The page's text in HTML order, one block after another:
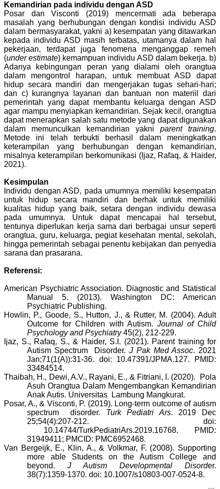
Kemandirian pada individu dengan ASD
Posar dan Visconti (2019) mencermati ada beberapa
masalah yang berhubungan dengan kondisi individu ASD
dalam bermasyarakat, yakni a) kesempatan yang ditawarkan
kepada individu ASD masih terbatas, utamanya dalam hal
pekerjaan, terdapat juga fenomena menganggap remeh
(under estimate) kemampuan individu ASD dalam bekerja. b)
Adanya kebingungan peran yang dialami oleh orangtua
dalam mengontrol harapan, untuk membuat ASD dapat
hidup secara mandiri dan mengerjakan tugas sehari-hari;
dan c) kurangnya layanan dan bantuan non materiil dari
pemerintah yang dapat membantu keluarga dengan ASD
agar mampu menyiapkan kemandirian. Sejak kecil, orangtua
dapat menerapkan salah satu metode yang dapat digunakan
dalam memunculkan kemandirian yakni parent training.
Metode ini telah terbukti berhasil dalam meningkatkan
keterampilan yang berhubungan dengan kemandirian,
misalnya keterampilan berkomunikasi (Ijaz, Rafaq, & Haider,
2021).
Kesimpulan
Individu dengan ASD, pada umumnya memiliki kesempatan
untuk hidup secara mandiri dan berhak untuk memiliki
kualitas hidup yang baik, setara dengan individu dewasa
pada umumnya. Untuk dapat mencapai hal tersebut,
tentunya diperlukan kerja sama dari berbagai unsur seperti
orangtua, guru, keluarga, pegiat kesehatan mental, sekolah,
hingga pemerintah sebagai penentu kebijakan dan penyedia
sarana dan prasarana.
Referensi:
American Psychiatric Association. Diagnostic and Statistical
Manual 5. (2013). Washington DC: American
Psychiatric Publishing.
Howlin, P., Goode, S., Hutton, J., & Rutter, M. (2004). Adult
Outcome for Children with Autism. Journal of Child
Psychology and Psychiatry45(2), 212-229.
Ijaz, S., Rafaq, S., & Haider, S.I. (2021). Parent training for
Autism Spectrum Disorder.J Pak Med Assoc. 2021
Jan;71(1(A)):31-36. doi: 10.47391/JPMA.127. PMID:
33484514.
Thaibah, H., Dewi, A.V., Rayani, E., & Fitriani, I. (2020). Pola
Asuh Orangtua Dalam Mengembangkan Kemandirian
Anak Autis. Universitas Lambung Mangkurat.
Posar, A., & Visconti, P. (2019). Long-term outcome of autism
spectrum disorder. Turk Pediatri Ars. 2019 Dec
25;54(4):207-212. doi:
10.14744/TurkPediatriArs.2019.16768. PMID:
31949411; PMCID: PMC6952468.
Van Bergeijk, E., Klin, A., & Volkmar, F. (2008). Supporting
more able Students on the Autism College and
beyond.J Autism Developmental Disorder.
38(7):1359-1370.doi: 10.1007/s10803-007-0524-8.